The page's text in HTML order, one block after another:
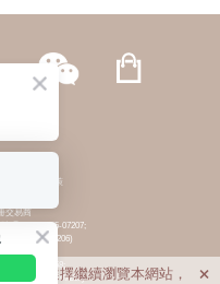
私隱政策
交易商
碼:A-B-24-05-07207;
B-24-05-07206)
交易商
B-24-05-07258;
碼:B-B-24-05-07259)
若您選擇繼續瀏覽本網站， 